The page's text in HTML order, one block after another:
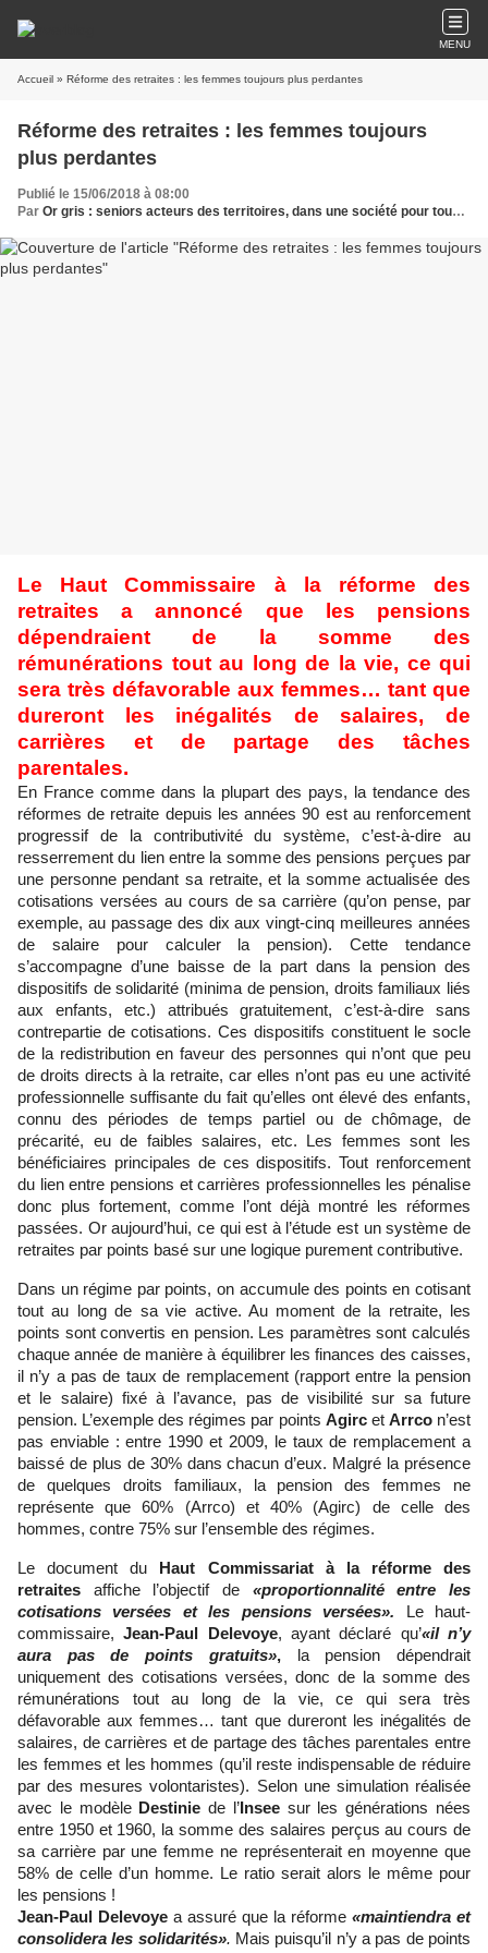
MENU
Accueil » Réforme des retraites : les femmes toujours plus perdantes
Réforme des retraites : les femmes toujours
plus perdantes
Publié le 15/06/2018 à 08:00
Par Or gris : seniors acteurs des territoires, dans une société pour tous les âges
Le Haut Commissaire à la réforme des
retraites a annoncé que les pensions
dépendraient de la somme des
rémunérations tout au long de la vie, ce qui
sera très défavorable aux femmes… tant que
dureront les inégalités de salaires, de
carrières et de partage des tâches
parentales.
En France comme dans la plupart des pays, la tendance des
réformes de retraite depuis les années 90 est au renforcement
progressif de la contributivité du système, c’est-à-dire au
resserrement du lien entre la somme des pensions perçues par
une personne pendant sa retraite, et la somme actualisée des
cotisations versées au cours de sa carrière (qu’on pense, par
exemple, au passage des dix aux vingt-cinq meilleures années
de salaire pour calculer la pension). Cette tendance
s’accompagne d’une baisse de la part dans la pension des
dispositifs de solidarité (minima de pension, droits familiaux liés
aux enfants, etc.) attribués gratuitement, c’est-à-dire sans
contrepartie de cotisations. Ces dispositifs constituent le socle
de la redistribution en faveur des personnes qui n’ont que peu
de droits directs à la retraite, car elles n’ont pas eu une activité
professionnelle suffisante du fait qu’elles ont élevé des enfants,
connu des périodes de temps partiel ou de chômage, de
précarité, eu de faibles salaires, etc. Les femmes sont les
bénéficiaires principales de ces dispositifs. Tout renforcement
du lien entre pensions et carrières professionnelles les pénalise
donc plus fortement, comme l’ont déjà montré les réformes
passées. Or aujourd’hui, ce qui est à l’étude est un système de
retraites par points basé sur une logique purement contributive.
Dans un régime par points, on accumule des points en cotisant
tout au long de sa vie active. Au moment de la retraite, les
points sont convertis en pension. Les paramètres sont calculés
chaque année de manière à équilibrer les finances des caisses,
il n’y a pas de taux de remplacement (rapport entre la pension
et le salaire) fixé à l’avance, pas de visibilité sur sa future
pension. L’exemple des régimes par points Agircet Arrcon’est
pas enviable : entre 1990 et 2009, le taux de remplacement a
baissé de plus de 30% dans chacun d’eux. Malgré la présence
de quelques droits familiaux, la pension des femmes ne
représente que 60% (Arrco) et 40% (Agirc) de celle des
hommes, contre 75% sur l’ensemble des régimes.
Le document du
Haut Commissariat à la réforme des
retraites affiche l’objectif de «proportionnalité entre les
cotisations versées et les pensions versées».
Le haut-
commissaire,Jean-Paul Delevoye, ayant déclaré qu’«il n’y
aura pas de points gratuits»,la pension dépendrait
uniquement des cotisations versées, donc de la somme des
rémunérations tout au long de la vie, ce qui sera très
défavorable aux femmes… tant que dureront les inégalités de
salaires, de carrières et de partage des tâches parentales entre
les femmes et les hommes (qu’il reste indispensable de réduire
par des mesures volontaristes). Selon une simulation réalisée
avec le modèle Destinie de l’Inseesur les générations nées
entre 1950 et 1960, la somme des salaires perçus au cours de
sa carrière par une femme ne représenterait en moyenne que
58% de celle d’un homme. Le ratio serait alors le même pour
les pensions !
Jean-Paul Delevoye a assuré que la réforme «maintiendra et
consolidera les solidarités». Mais puisqu’il n’y a pas de points